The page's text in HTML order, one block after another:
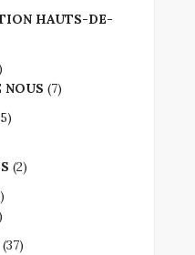
HAUTS-DE-
NOUS (7)
(2)
(37)